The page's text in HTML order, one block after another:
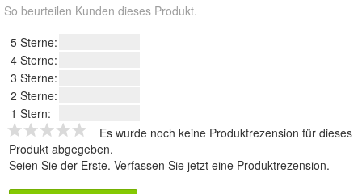
So beurteilen Kunden dieses Produkt.
5 Sterne:
4 Sterne:
3 Sterne:
2 Sterne:
1 Stern:
Es wurde noch keine Produktrezension für dieses
Produkt abgegeben.
Seien Sie der Erste. Verfassen Sie jetzt eine Produktrezension.